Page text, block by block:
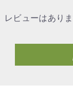
レビューはありま